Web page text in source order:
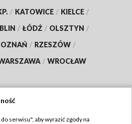
/ KATOWICE / KIELCE /
/ ŁÓDŹ / OLSZTYN /
/ RZESZÓW /
/ WROCŁAW
serwisu", aby wyrazić zgody na